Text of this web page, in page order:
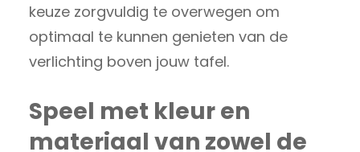
keuze zorgvuldig te overwegen om
optimaal te kunnen genieten van de
verlichting boven jouw tafel.
Speel met kleur en
materiaal van zowel de